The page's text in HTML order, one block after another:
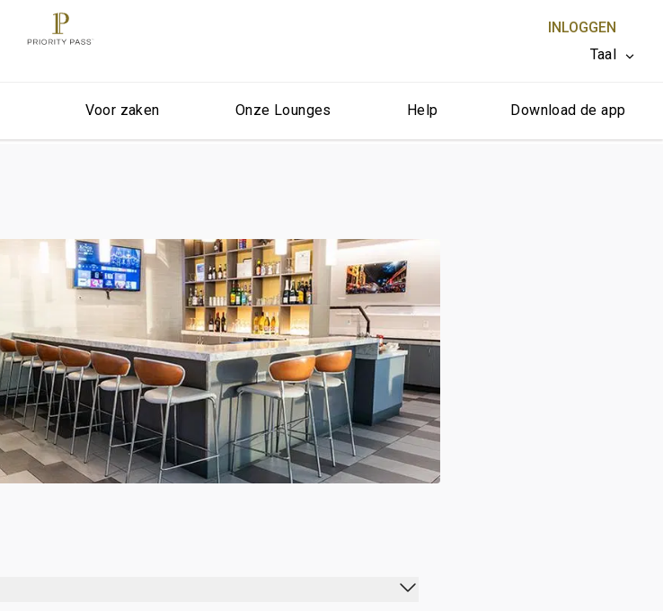
INLOGGEN
Taal
SLUITEN X
Voor zaken Onze Lounges Help Download de app